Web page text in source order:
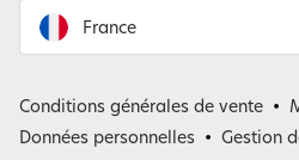
France
Belgique
Conditions générales de vente
Données personnelles
Gestion